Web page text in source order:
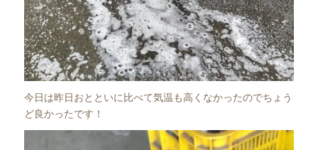
今日は昨日おとといに比べて気温も高くなかったのでちょう
ど良かったです！